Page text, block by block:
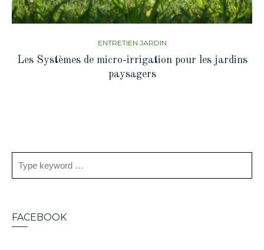
ENTRETIEN JARDIN
Les Systèmes de micro-irrigation pour les jardins
paysagers
FACEBOOK